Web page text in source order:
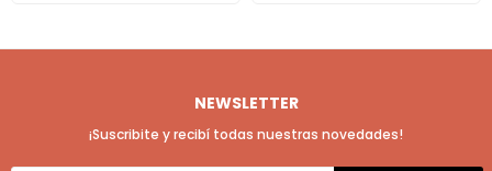
NEWSLETTER
¡Suscribite y recibí todas nuestras novedades!